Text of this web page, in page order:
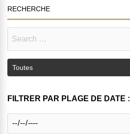
RECHERCHE
FILTRER PAR PLAGE DE DATE :